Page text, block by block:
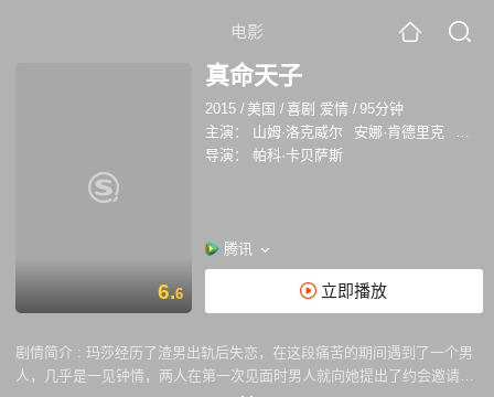
电影
6.6
真命天子
2015 / 美国 /喜剧 爱情 /95分钟
主演：
山姆·洛克威尔 安娜·肯德里克
蒂姆·
导演：
帕科·卡贝萨斯
腾讯
立即播放
剧情简介 : 玛莎经历了渣男出轨后失恋，在这段痛苦的期间遇到了一个男
人，几乎是一见钟情，两人在第一次见面时男人就向她提出了约会邀请。